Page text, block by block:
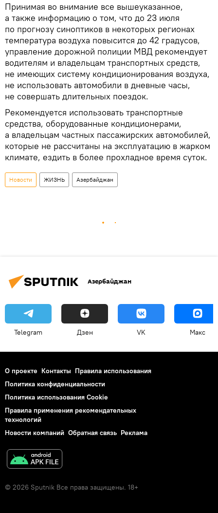
Принимая во внимание все вышеуказанное,
а также информацию о том, что до 23 июля
по прогнозу синоптиков в некоторых регионах
температура воздуха повысится до 42 градусов,
управление дорожной полиции МВД рекомендует
водителям и владельцам транспортных средств,
не имеющих систему кондиционирования воздуха,
не использовать автомобили в дневные часы,
не совершать длительных поездок.
Рекомендуется использовать транспортные
средства, оборудованные кондиционерами,
а владельцам частных пассажирских автомобилей,
которые не рассчитаны на эксплуатацию в жарком
климате, ездить в более прохладное время суток.
Новости ЖИЗНЬ Азербайджан
Азербайджан
Telegram Дзен VK Макс
О проекте Контакты Правила использования
Политика конфиденциальности
Политика использования Cookie
Правила применения рекомендательных
технологий
Новости компаний Обратная связь Реклама
© 2026 Sputnik Все права защищены. 18+